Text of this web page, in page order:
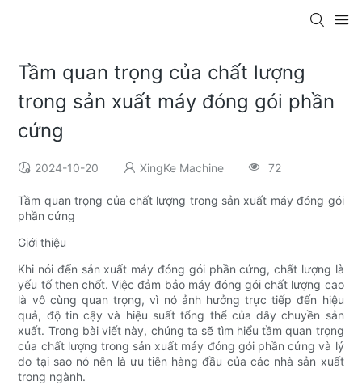
Tầm quan trọng của chất lượng
trong sản xuất máy đóng gói phần
cứng
2024-10-20 XingKe Machine 72
Tầm quan trọng của chất lượng trong sản xuất máy đóng gói
phần cứng
Giới thiệu
Khi nói đến sản xuất máy đóng gói phần cứng, chất lượng là
yếu tố then chốt. Việc đảm bảo máy đóng gói chất lượng cao
là vô cùng quan trọng, vì nó ảnh hưởng trực tiếp đến hiệu
quả, độ tin cậy và hiệu suất tổng thể của dây chuyền sản
xuất. Trong bài viết này, chúng ta sẽ tìm hiểu tầm quan trọng
của chất lượng trong sản xuất máy đóng gói phần cứng và lý
do tại sao nó nên là ưu tiên hàng đầu của các nhà sản xuất
trong ngành.